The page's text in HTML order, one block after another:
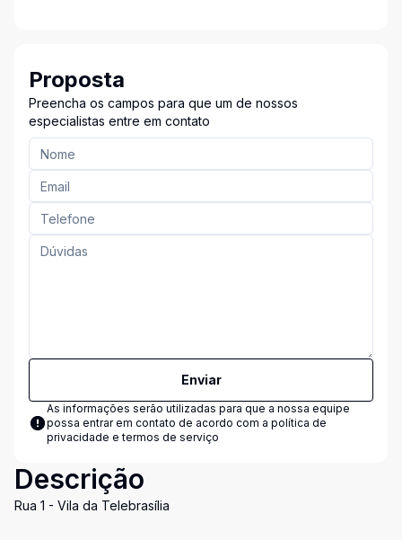
Proposta
Preencha os campos para que um de nossos
especialistas entre em contato
Enviar
As informações serão utilizadas para que a nossa equipe
possa entrar em contato de acordo com a política de
privacidade e termos de serviço
Descrição
Rua 1 - Vila da Telebrasília